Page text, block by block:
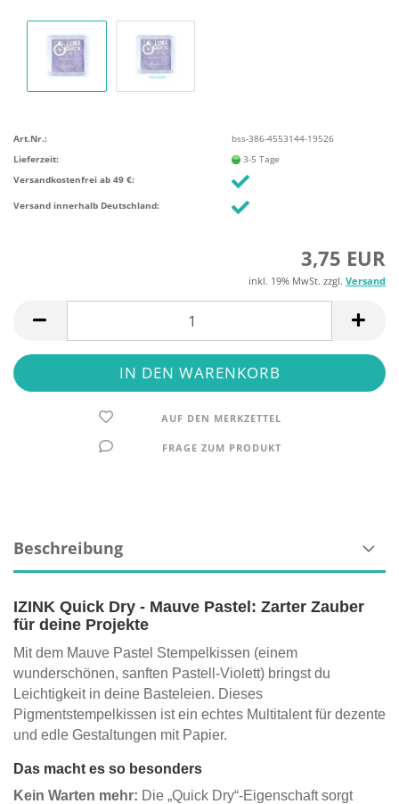
Art.Nr.:
bss-386-4553144-19526
Lieferzeit:
3-5 Tage
Versandkostenfrei ab 49 €:
Versand innerhalb Deutschland:
3,75 EUR
inkl. 19% MwSt. zzgl. Versand
AUF DEN MERKZETTEL
FRAGE ZUM PRODUKT
Beschreibung
IZINK Quick Dry - Mauve Pastel: Zarter Zauber
für deine Projekte
Mit dem Mauve Pastel Stempelkissen (einem
wunderschönen, sanften Pastell-Violett) bringst du
Leichtigkeit in deine Basteleien. Dieses
Pigmentstempelkissen ist ein echtes Multitalent für dezente
und edle Gestaltungen mit Papier.
Das macht es so besonders
Kein Warten mehr: Die „Quick Dry“-Eigenschaft sorgt